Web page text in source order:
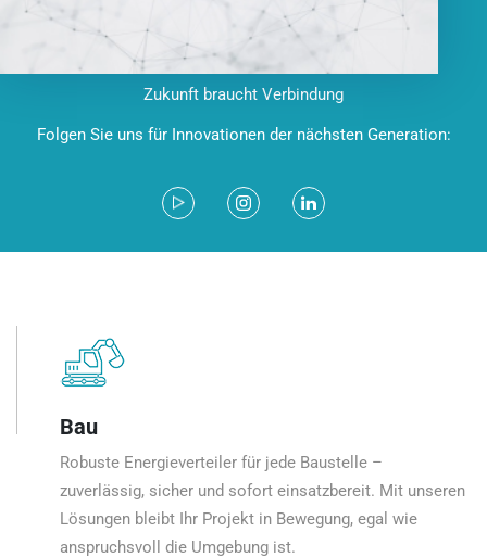
Zukunft braucht Verbindung
Folgen Sie uns für Innovationen der nächsten Generation:
Bau
Robuste Energieverteiler für jede Baustelle –
zuverlässig, sicher und sofort einsatzbereit. Mit unseren
Lösungen bleibt Ihr Projekt in Bewegung, egal wie
anspruchsvoll die Umgebung ist.